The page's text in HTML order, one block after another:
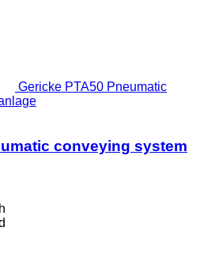
Gericke PTA50 Pneumatic
conveying system